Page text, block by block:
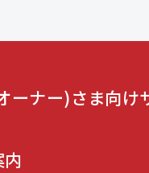
ーナー)さま向け